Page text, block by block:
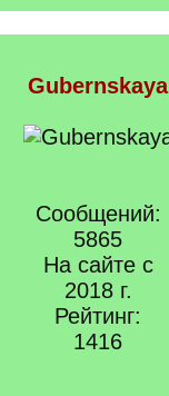
Gubernskaya
Сообщений:
5865
На сайте с
2018 г.
Рейтинг:
1416